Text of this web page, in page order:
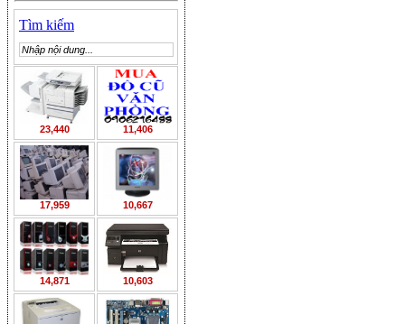
Tìm kiếm
23,440 11,406
17,959 10,667
14,871 10,603